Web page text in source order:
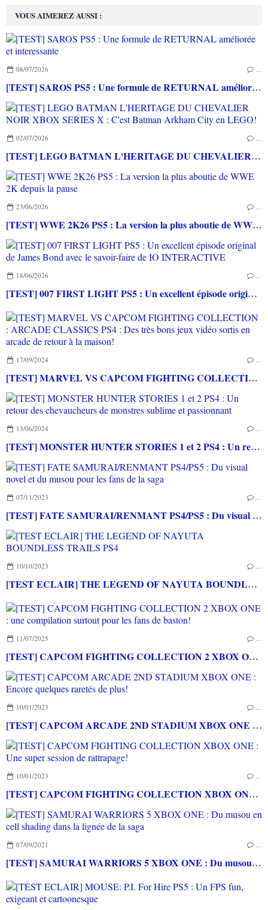
VOUS AIMEREZ AUSSI :
08/07/2026 …
[TEST] SAROS PS5 : Une formule de RETURNAL améliorée et interessante
02/07/2026 …
[TEST] LEGO BATMAN L'HERITAGE DU CHEVALIER NOIR XBOX SERIES X : C'est Batman Arkham City en LEGO!
23/06/2026 …
[TEST] WWE 2K26 PS5 : La version la plus aboutie de WWE 2K depuis la pause
18/06/2026 …
[TEST] 007 FIRST LIGHT PS5 : Un excellent épisode original de James Bond avec le savoir-faire de IO INTERACTIVE
17/09/2024 …
[TEST] MARVEL VS CAPCOM FIGHTING COLLECTION : ARCADE CLASSICS PS4 : Des très bons jeux vidéo sortis en arcade de retour à la maison!
13/06/2024 …
[TEST] MONSTER HUNTER STORIES 1 et 2 PS4 : Un retour des chevaucheurs de monstres sublime et passionnant
07/11/2023 …
[TEST] FATE SAMURAI/RENMANT PS4/PS5 : Du visual novel et du musou pour les fans de la saga
10/10/2023 …
[TEST ECLAIR] THE LEGEND OF NAYUTA BOUNDLESS TRAILS PS4
11/07/2025 …
[TEST] CAPCOM FIGHTING COLLECTION 2 XBOX ONE : une compilation surtout pour les fans de baston!
10/01/2023 …
[TEST] CAPCOM ARCADE 2ND STADIUM XBOX ONE : Encore quelques raretés de plus!
10/01/2023 …
[TEST] CAPCOM FIGHTING COLLECTION XBOX ONE : Une super session de rattrapage!
07/09/2021 …
[TEST] SAMURAI WARRIORS 5 XBOX ONE : Du musou en cell shading dans la lignée de la saga